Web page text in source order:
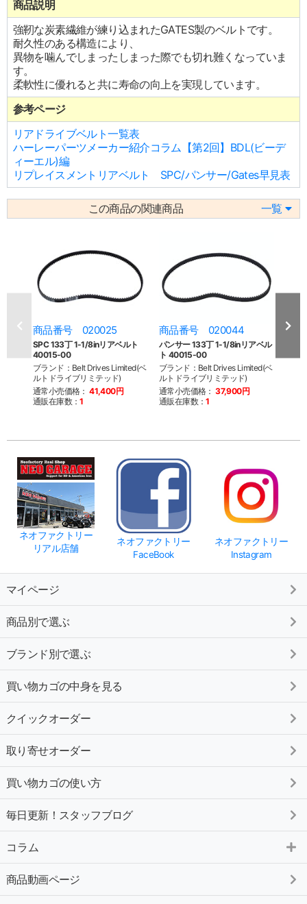
商品説明
強靭な炭素繊維が練り込まれたGATES製のベルトです。
耐久性のある構造により、
異物を噛んでしまったしまった際でも切れ難くなっていま
す。
柔軟性に優れると共に寿命の向上を実現しています。
参考ページ
リアドライブベルト一覧表
ハーレーパーツメーカー紹介コラム【第2回】BDL(ビーデ
ィーエル)編
リプレイスメントリアベルト SPC/パンサー/Gates早見表
この商品の関連商品 一覧
商品番号 020025
SPC 133丁 1-1/8inリアベルト
40015-00
ブランド：Belt Drives Limited(ベ
ルトドライブリミテッド)
通常小売価格： 41,400円
通販在庫数：1
商品番号 020044
パンサー 133丁 1-1/8inリアベル
ト 40015-00
ブランド：Belt Drives Limited(ベ
ルトドライブリミテッド)
通常小売価格： 37,900円
通販在庫数：1
商
ネオファクトリー
リアル店舗
ネオファクトリー
FaceBook
ネオファクトリー
Instagram
マイページ
商品別で選ぶ
ブランド別で選ぶ
買い物カゴの中身を見る
クイックオーダー
取り寄せオーダー
買い物カゴの使い方
毎日更新！スタッフブログ
コラム
商品動画ページ